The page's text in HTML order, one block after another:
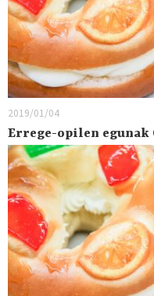
2019/01/04
Errege-opilen egunak